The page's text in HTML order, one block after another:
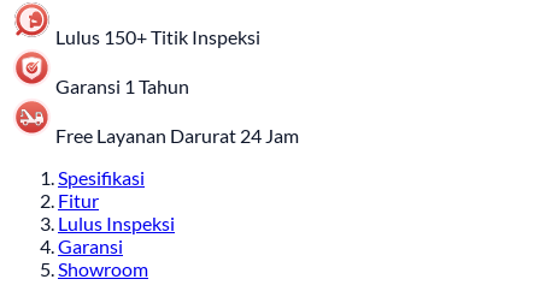
Lulus 150+ Titik Inspeksi
Garansi 1 Tahun
Free Layanan Darurat 24 Jam
Spesifikasi
Fitur
Lulus Inspeksi
Garansi
Showroom